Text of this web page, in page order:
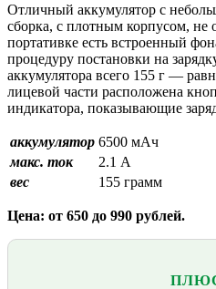
Отличный аккумулятор с
сборка, с плотным корпусом, не
портативке есть встроенный
процедуру постановки на
аккумулятора всего 155 г —
лицевой части расположена
индикатора, показывающие
аккумулятор 6500 мАч
макс. ток
2.1 А
вес
155 грамм
Цена: от 650 до 990 рублей.